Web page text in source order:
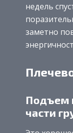
недель
заметно
Подъем
части